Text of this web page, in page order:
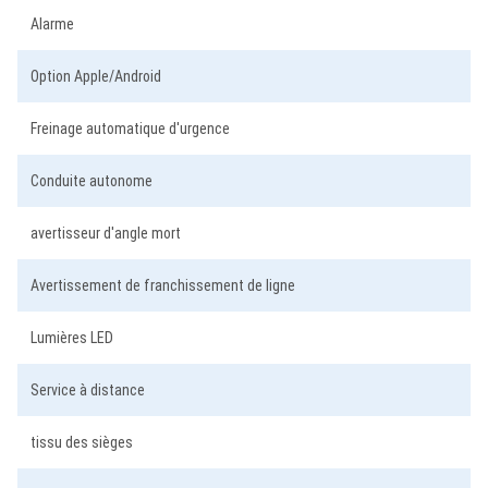
Alarme
Option Apple/Android
Freinage automatique d'urgence
Conduite autonome
avertisseur d'angle mort
Avertissement de franchissement de ligne
Lumières LED
Service à distance
tissu des sièges